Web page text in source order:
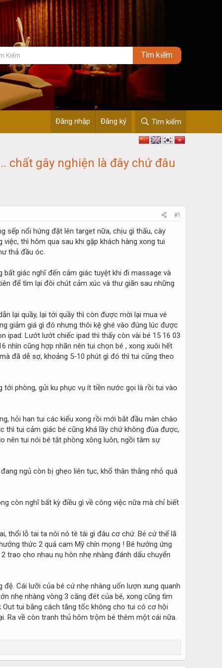
Đăng nhập Đăng ký Tìm kiếm
chất gây nghiện là đây chứ đâu
#1
sếp nổi hứng đặt lên target nữa, chịu gì thấu, cày
thì hôm qua sau khi gặp khách hàng xong tui
thả đầu óc.
giác nghĩ đến cảm giác tuyệt khi đi massage và
để tìm lại đôi chút cảm xúc và thư giãn sau những
lại quầy, lại tới quầy thì còn được mời lại mua vé
giảm giá gì đó nhưng thôi kệ ghé vào đúng lúc được
ipad. Lướt lướt chiếc ipad thì thấy còn vài bé 15 16 03
nhìn cũng hợp nhãn nên tui chọn bé , xong xuôi hết
đã dễ sợ, khoảng 5-10 phút gì đó thì tui cũng theo
phòng, gửi ku phục vụ ít tiền nước gọi là rồi tui vào
hỏi han tui các kiểu xong rồi mới bắt đầu màn chào
thì tui cảm giác bé cũng khá lầy chứ không đùa được,
nên tui nói bé tắt phòng xông luôn, ngồi tâm sự
ngủ còn bị ghẹo liên tục, khổ thân thằng nhỏ quá
còn nghĩ bất kỳ điều gì về công việc nữa mà chỉ biết
thổi lỗ tai ta nói nó tê tái gì đâu cơ chứ. Bé cứ thể lã
thức 2 quả cam Mỹ chín mọng ! Bé hưởng ứng
trao cho nhau nụ hôn nhẹ nhàng đánh dấu chuyển
Cái lưỡi của bé cứ nhẹ nhàng uốn lượn xung quanh
nhẹ nhàng vòng 3 căng đét của bé, xong cũng tìm
Out tui bằng cách tăng tốc không cho tui có cơ hội
Ra về còn tranh thủ hôm trộm bé thêm một cái nữa.